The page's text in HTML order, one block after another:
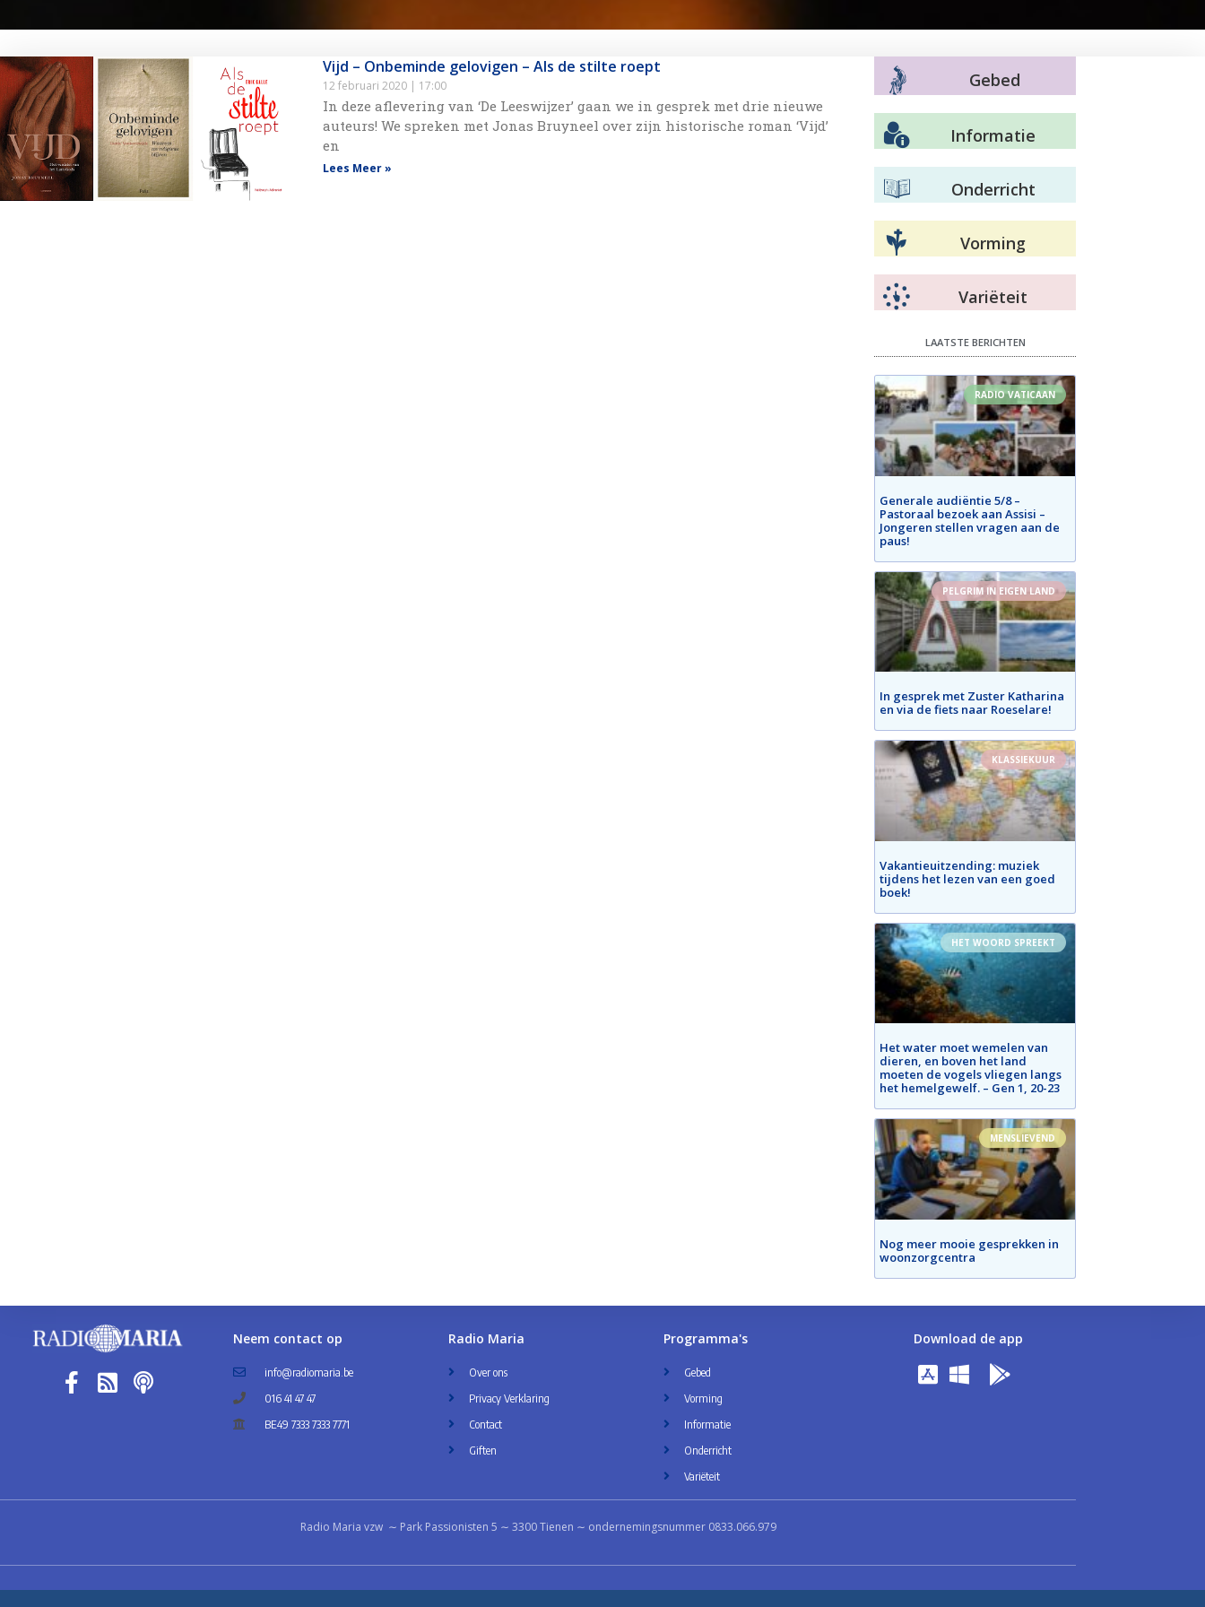
Vijd – Onbeminde gelovigen – Als de stilte roept
12 februari 2020 17:00
In deze aflevering van ‘De Leeswijzer’ gaan we in gesprek met drie nieuwe
auteurs! We spreken met Jonas Bruyneel over zijn historische roman ‘Vijd’
en
Lees Meer »
Gebed
Informatie
Onderricht
Vorming
Variëteit
LAATSTE BERICHTEN
RADIO VATICAAN
Generale audiëntie 5/8 –
Pastoraal bezoek aan Assisi –
Jongeren stellen vragen aan de
paus!
PELGRIM IN EIGEN LAND
In gesprek met Zuster Katharina
en via de fiets naar Roeselare!
KLASSIEKUUR
Vakantieuitzending: muziek
tijdens het lezen van een goed
boek!
HET WOORD SPREEKT
Het water moet wemelen van
dieren, en boven het land
moeten de vogels vliegen langs
het hemelgewelf. – Gen 1, 20-23
MENSLIEVEND
Nog meer mooie gesprekken in
woonzorgcentra
Neem contact op
info@radiomaria.be
016 41 47 47
BE49 7333 7333 7771
Radio Maria
Over ons
Privacy Verklaring
Contact
Giften
Programma's
Gebed
Vorming
Informatie
Onderricht
Variëteit
Download de app
Radio Maria vzw ∼ Park Passionisten 5 ∼ 3300 Tienen ∼ ondernemingsnummer 0833.066.979